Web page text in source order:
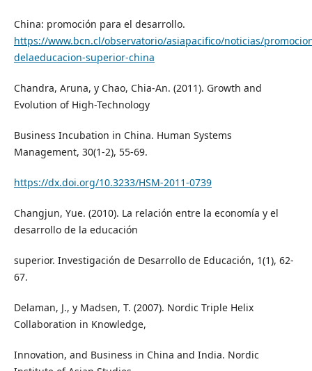
China: promoción para el desarrollo.
https://www.bcn.cl/observatorio/asiapacifico/noticias/
delaeducacion-superior-china
Chandra, Aruna, y Chao, Chia-An. (2011). Growth and
Evolution of High-Technology
Business Incubation in China. Human Systems
Management, 30(1-2), 55-69.
https://dx.doi.org/10.3233/HSM-2011-0739
Changjun, Yue. (2010). La relación entre la economía y el
desarrollo de la educación
superior. Investigación de Desarrollo de Educación, 1(1), 62-
67.
Delaman, J., y Madsen, T. (2007). Nordic Triple Helix
Collaboration in Knowledge,
Innovation, and Business in China and India. Nordic